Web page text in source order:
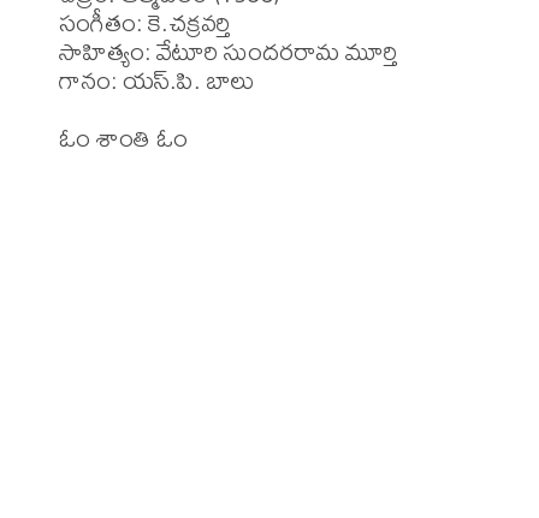
సంగీతం: కె.చక్రవర్తి
సాహిత్యం: వేటూరి సుందరరామ మూర్తి
గానం: యస్.పి. బాలు
ఓం శాంతి ఓం